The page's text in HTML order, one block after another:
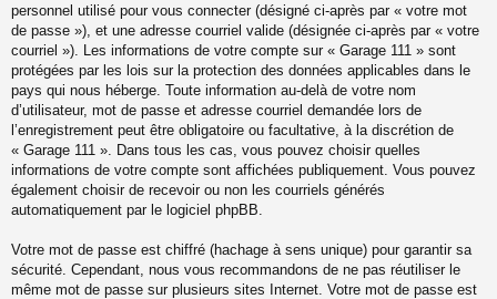
personnel utilisé pour vous connecter (désigné ci-après par « votre mot
de passe »), et une adresse courriel valide (désignée ci-après par « votre
courriel »). Les informations de votre compte sur « Garage 111 » sont
protégées par les lois sur la protection des données applicables dans le
pays qui nous héberge. Toute information au-delà de votre nom
d’utilisateur, mot de passe et adresse courriel demandée lors de
l’enregistrement peut être obligatoire ou facultative, à la discrétion de
« Garage 111 ». Dans tous les cas, vous pouvez choisir quelles
informations de votre compte sont affichées publiquement. Vous pouvez
également choisir de recevoir ou non les courriels générés
automatiquement par le logiciel phpBB.
Votre mot de passe est chiffré (hachage à sens unique) pour garantir sa
sécurité. Cependant, nous vous recommandons de ne pas réutiliser le
même mot de passe sur plusieurs sites Internet. Votre mot de passe est